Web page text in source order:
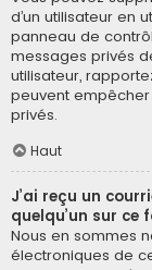
d’un utilisateur en
panneau de
messages privés
utilisateur,
peuvent empêcher
privés.
Haut
J’ai reçu un
quelqu’un sur ce
Nous en sommes
électroniques de